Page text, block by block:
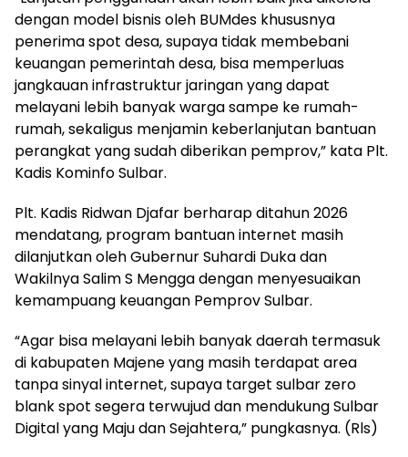
dengan model bisnis oleh BUMdes khususnya
penerima spot desa, supaya tidak membebani
keuangan pemerintah desa, bisa memperluas
jangkauan infrastruktur jaringan yang dapat
melayani lebih banyak warga sampe ke rumah-
rumah, sekaligus menjamin keberlanjutan bantuan
perangkat yang sudah diberikan pemprov,” kata Plt.
Kadis Kominfo Sulbar.
Plt. Kadis Ridwan Djafar berharap ditahun 2026
mendatang, program bantuan internet masih
dilanjutkan oleh Gubernur Suhardi Duka dan
Wakilnya Salim S Mengga dengan menyesuaikan
kemampuang keuangan Pemprov Sulbar.
“Agar bisa melayani lebih banyak daerah termasuk
di kabupaten Majene yang masih terdapat area
tanpa sinyal internet, supaya target sulbar zero
blank spot segera terwujud dan mendukung Sulbar
Digital yang Maju dan Sejahtera,” pungkasnya. (Rls)